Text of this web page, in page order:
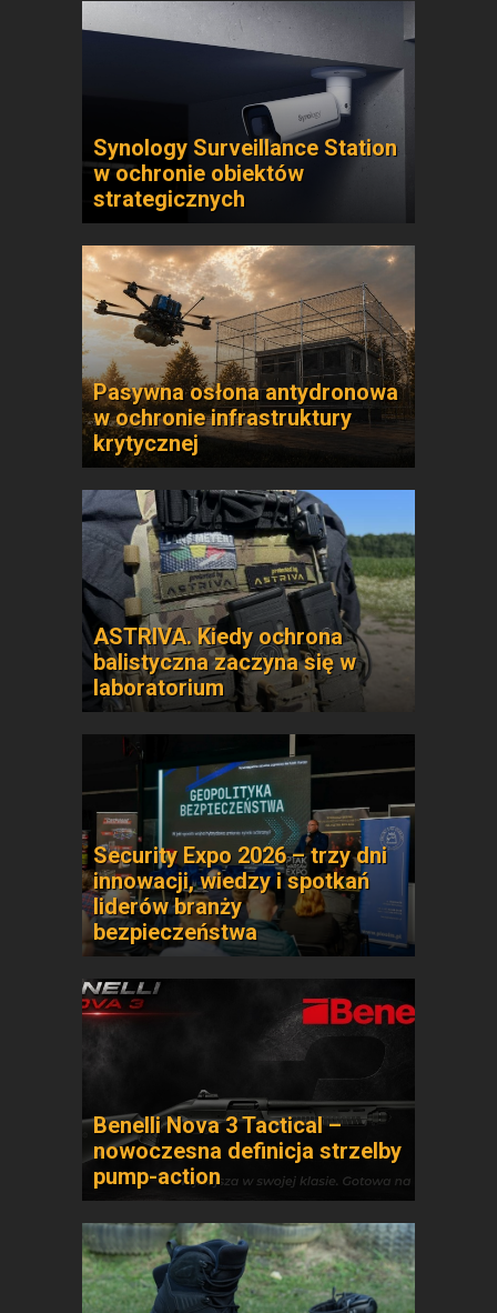
Synology Surveillance Station
w ochronie obiektów
strategicznych
Pasywna osłona antydronowa
w ochronie infrastruktury
krytycznej
ASTRIVA. Kiedy ochrona
balistyczna zaczyna się w
laboratorium
Security Expo 2026 – trzy dni
innowacji, wiedzy i spotkań
liderów branży
bezpieczeństwa
Benelli Nova 3 Tactical –
nowoczesna definicja strzelby
pump-action